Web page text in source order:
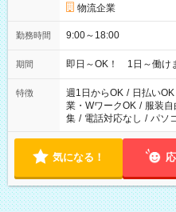
物流企業
勤務時間 9:00～18:00
期間 即日～OK！ 1日～働け
特徴 週1日からOK / 日払いOK
業・WワークOK / 服装自
集 / 電話対応なし / パソ
気になる！